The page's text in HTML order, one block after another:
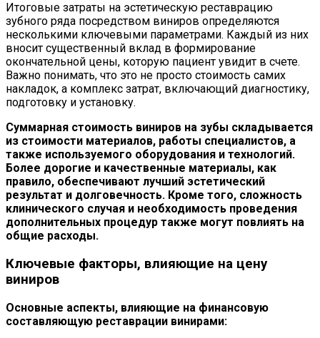
Итоговые затраты на эстетическую реставрацию
зубного ряда посредством виниров определяются
несколькими ключевыми параметрами. Каждый из них
вносит существенный вклад в формирование
окончательной цены, которую пациент увидит в счете.
Важно понимать, что это не просто стоимость самих
накладок, а комплекс затрат, включающий диагностику,
подготовку и установку.
Суммарная стоимость виниров на зубы складывается
из стоимости материалов, работы специалистов, а
также используемого оборудования и технологий.
Более дорогие и качественные материалы, как
правило, обеспечивают лучший эстетический
результат и долговечность. Кроме того, сложность
клинического случая и необходимость проведения
дополнительных процедур также могут повлиять на
общие расходы.
Ключевые факторы, влияющие на цену
виниров
Основные аспекты, влияющие на финансовую
составляющую реставрации винирами: